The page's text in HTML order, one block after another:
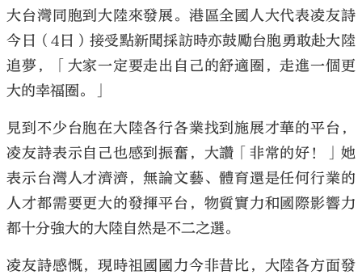
大台灣同胞到大陸來發展。港區全國人大代表凌友詩
今日（4日）接受點新聞採訪時亦鼓勵台胞勇敢赴大陸
追夢，「大家一定要走出自己的舒適圈，走進一個更
大的幸福圈。」
見到不少台胞在大陸各行各業找到施展才華的平台，
凌友詩表示自己也感到振奮，大讚「非常的好！」她
表示台灣人才濟濟，無論文藝、體育還是任何行業的
人才都需要更大的發揮平台，物質實力和國際影響力
都十分強大的大陸自然是不二之選。
凌友詩感慨，現時祖國國力今非昔比，大陸各方面發